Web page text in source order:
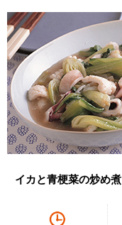
イカと青梗菜の炒め煮